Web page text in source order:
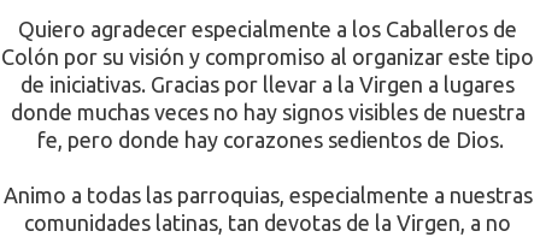
Quiero agradecer especialmente a los Caballeros de
Colón por su visión y compromiso al organizar este tipo
de iniciativas. Gracias por llevar a la Virgen a lugares
donde muchas veces no hay signos visibles de nuestra
fe, pero donde hay corazones sedientos de Dios.
Animo a todas las parroquias, especialmente a nuestras
comunidades latinas, tan devotas de la Virgen, a no